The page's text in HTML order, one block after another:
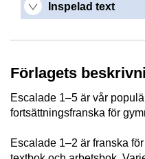
Inspelad text
Förlagets
Escalade 1–5 är vår
fortsättningsfranska för
Escalade 1–2 är franska